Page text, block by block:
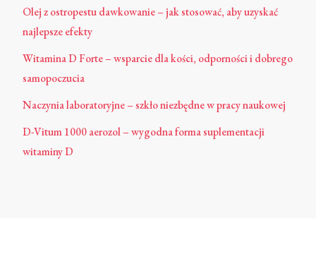
Olej z ostropestu dawkowanie – jak stosować, aby uzyskać
najlepsze efekty
Witamina D Forte – wsparcie dla kości, odporności i dobrego
samopoczucia
Naczynia laboratoryjne – szkło niezbędne w pracy naukowej
D-Vitum 1000 aerozol – wygodna forma suplementacji
witaminy D